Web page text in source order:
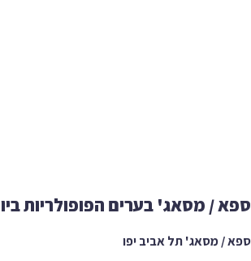
/ מסאג' בערים הפופולריות ביותר
/ מסאג' תל אביב יפו